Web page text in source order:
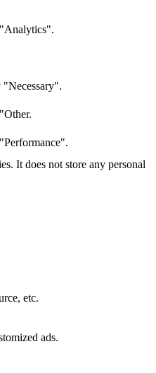
"Analytics".
"Necessary".
It does not store any personal
etc.
ads.